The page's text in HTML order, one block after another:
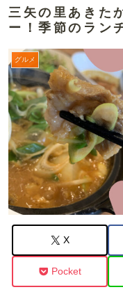
三矢の里あきた
ー！季節のラン
グルメ
X
Pocket